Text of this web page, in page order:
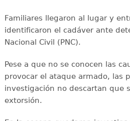
Familiares llegaron al lugar y
identificaron el cadáver ante
Nacional Civil (PNC).
Pese a que no se conocen las
provocar el ataque armado, las
investigación no descartan que
extorsión.